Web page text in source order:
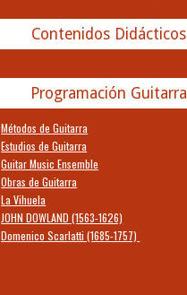
Contenidos Didácticos
Programación Guitarra
Métodos de Guitarra
Estudios de Guitarra
Guitar Music Ensemble
Obras de Guitarra
La Vihuela
JOHN DOWLAND (1563-1626)
Domenico Scarlatti (1685-1757)